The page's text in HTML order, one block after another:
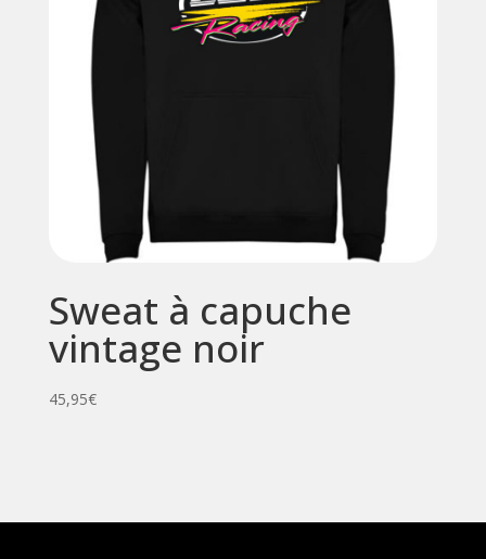
Sweat à capuche
vintage noir
45,95€